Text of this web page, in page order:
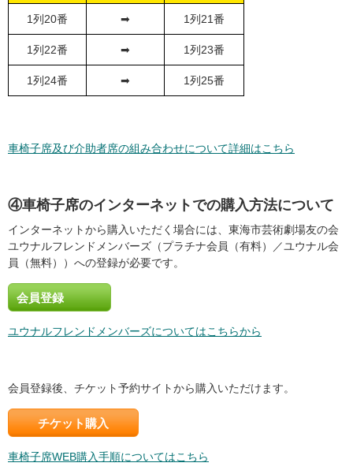
1列20番 ➡ 1列21番
1列22番 ➡ 1列23番
1列24番 ➡ 1列25番
車椅子席及び介助者席の組み合わせについて詳細はこちら
④車椅子席のインターネットでの購入方法について
インターネットから購入いただく場合には、東海市芸術劇場友の会
ユウナルフレンドメンバーズ（プラチナ会員（有料）／ユウナル会
員（無料））への登録が必要です。
会員登録
ユウナルフレンドメンバーズについてはこちらから
会員登録後、チケット予約サイトから購入いただけます。
チケット購入
車椅子席WEB購入手順についてはこちら